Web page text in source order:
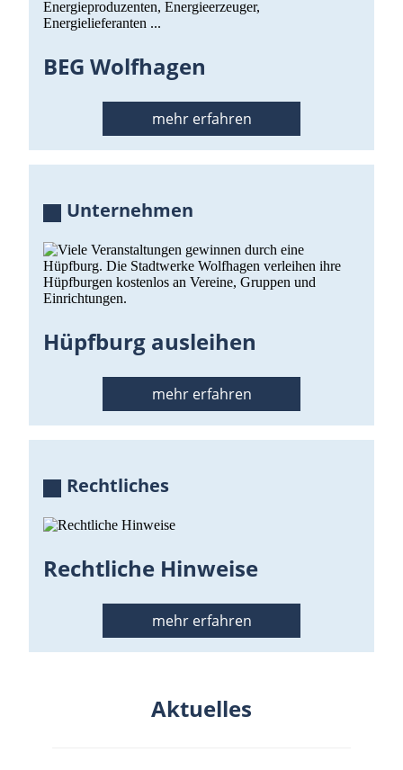
BEG Wolfhagen
mehr erfahren
Unternehmen
Hüpfburg ausleihen
mehr erfahren
Rechtliches
Rechtliche Hinweise
mehr erfahren
Aktuelles